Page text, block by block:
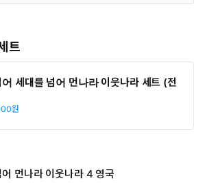
트
세대를 넘어 먼나라 이웃나라 세트 (전
원
먼나라 이웃나라 4 영국